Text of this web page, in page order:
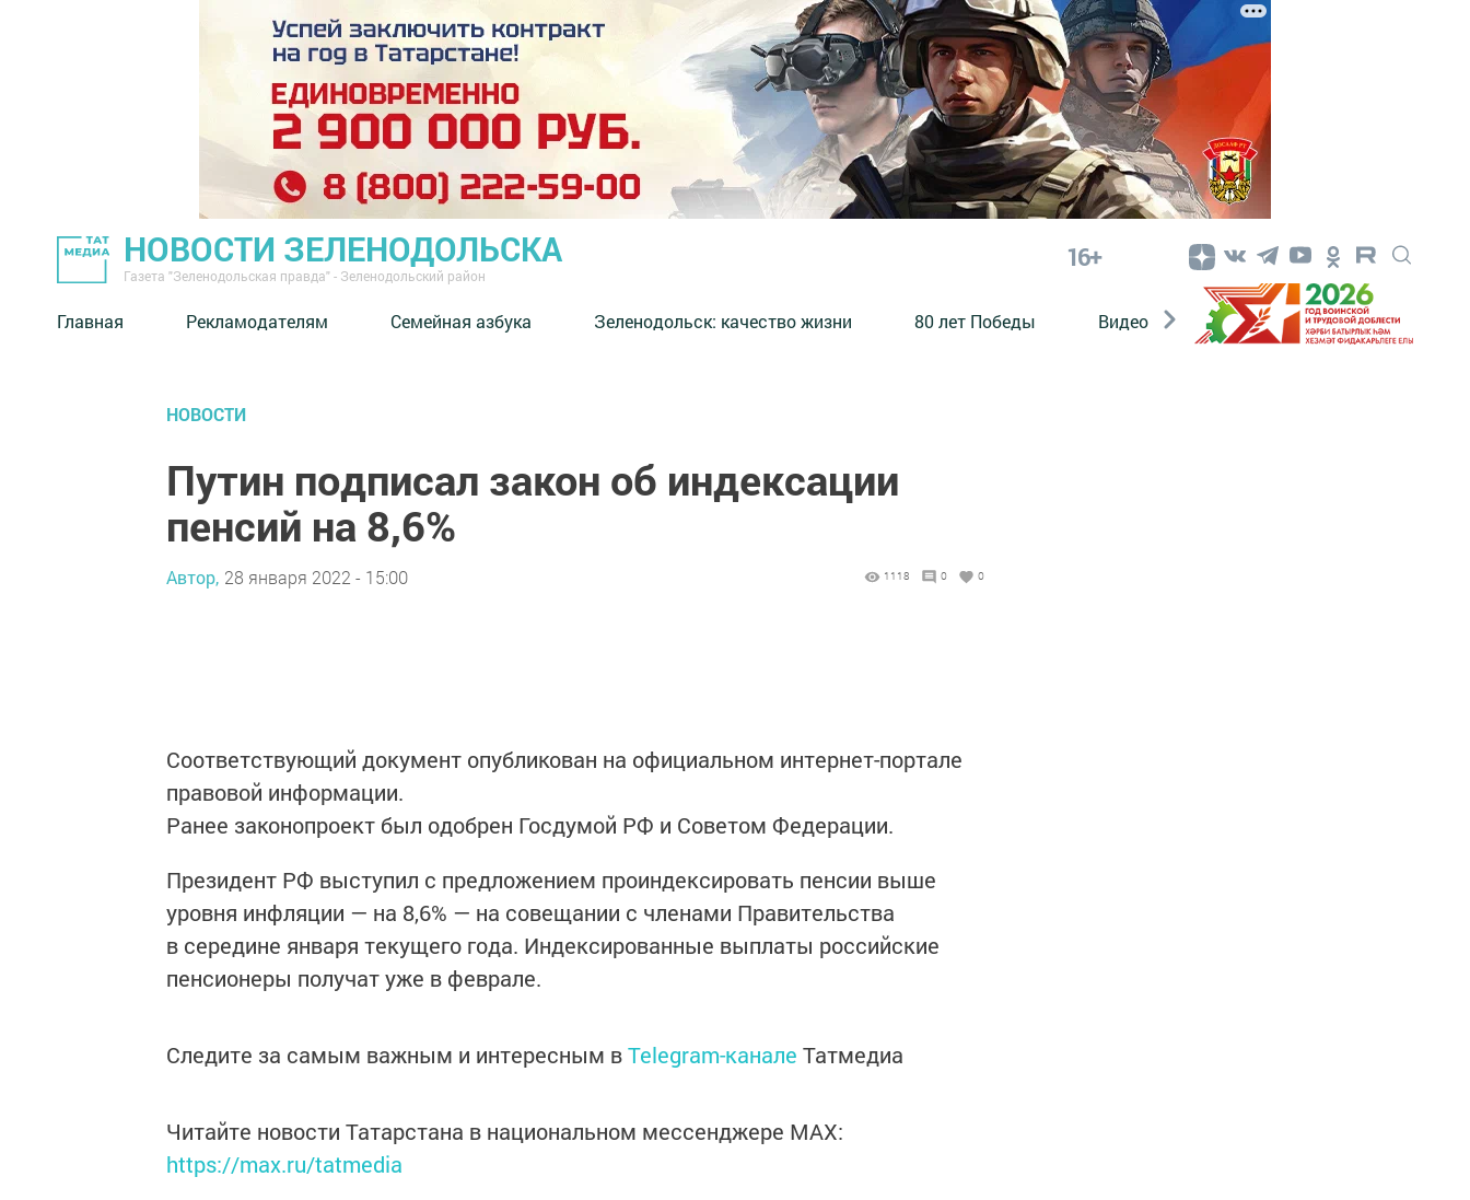
НОВОСТИ ЗЕЛЕНОДОЛЬСКА
Газета "Зеленодольская правда" - Зеленодольский район
16+
Главная Рекламодателям Семейная азбука ⁠Зеленодольск: качество жизни 80 лет Победы Видео Конкурсы ЭтноДети
НОВОСТИ
Путин подписал закон об индексации
пенсий на 8,6%
Автор, 28 января 2022 - 15:00 1118 0 0
Соответствующий документ опубликован на официальном интернет-портале
правовой информации.
Ранее законопроект был одобрен Госдумой РФ и Советом Федерации.
Президент РФ выступил с предложением проиндексировать пенсии выше
уровня инфляции — на 8,6% — на совещании с членами Правительства
в середине января текущего года. Индексированные выплаты российские
пенсионеры получат уже в феврале.
Следите за самым важным и интересным вTelegram-канале Татмедиа
Читайте новости Татарстана в национальном мессенджере MАХ:
https://max.ru/tatmedia